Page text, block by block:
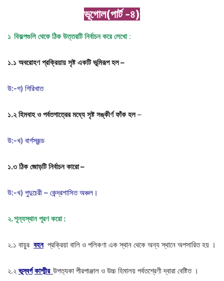
ভূগোল(পার্ট -৪)
১ বিকল্পগুলি থেকে ঠিক উত্তরটি নির্বাচন করে লেখো:
১.১ অবরোহণ প্রক্রিয়ায় সৃষ্ট একটি ভূমিরূপ হল–
উ:-গ) গিরিখাত
১.২ হিমবাহ ও পর্বতগাত্রের মধ্যে সৃষ্ট সঙ্কীর্ণ ফাঁক হল–
উ:-খ) বার্গস্রূন্ড
১.৩ ঠিক জোড়টি নির্বাচন কারো–
উ:-খ) পুদুচেরী – কেন্দ্রশাসিত অঞ্চল।
২.শূন্যস্থান পূরণ করো:
২.১ বায়ুর বহন প্রক্রিয়া বালি ও পলিকণা এক স্থান থেকে অন্য স্থানে অপসারিত হয় ।
২.২ ভূস্বর্গ কাশ্মীর উপত্যকা পীরপাঞ্জাল ও উচ্চ হিমালয় পর্বতশ্রেণী দ্বারা বেষ্টিত ।